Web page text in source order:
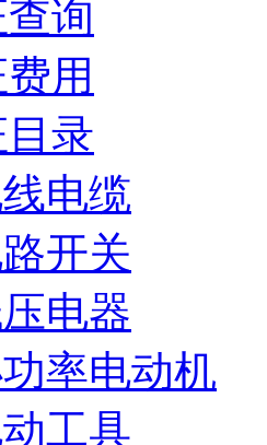
询
用
录
电缆
开关
电器
率电动机
工具